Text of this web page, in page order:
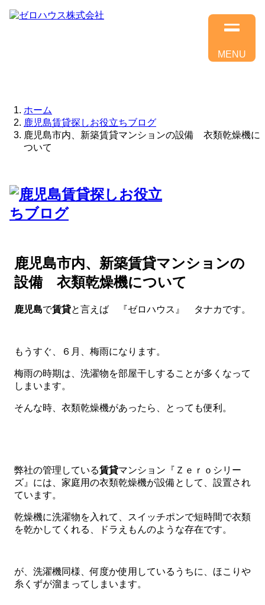
MENU
ホーム
鹿児島賃貸探しお役立ちブログ
鹿児島市内、新築賃貸マンションの設備 衣類乾燥機に
ついて
鹿児島市内、新築賃貸マンションの
設備 衣類乾燥機について
鹿児島で賃貸と言えば 『ゼロハウス』 タナカです。
もうすぐ、６月、梅雨になります。
梅雨の時期は、洗濯物を部屋干しすることが多くなって
しまいます。
そんな時、衣類乾燥機があったら、とっても便利。
弊社の管理している賃貸マンション『Ｚｅｒｏシリー
ズ』には、家庭用の衣類乾燥機が設備として、設置され
ています。
乾燥機に洗濯物を入れて、スイッチポンで短時間で衣類
を乾かしてくれる、ドラえもんのような存在です。
が、洗濯機同様、何度か使用しているうちに、ほこりや
糸くずが溜まってしまいます。